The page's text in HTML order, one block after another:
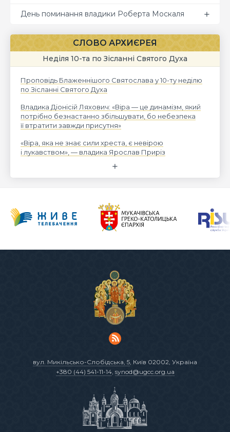
День поминання владики Роберта Москаля
СЛОВО АРХИЄРЕЯ
Неділя 10-та по Зісланні Святого Духа
Проповідь Блаженнішого Святослава у 10-ту неділю
по Зісланні Святого Духа
Владика Діонісій Ляхович: «Віра — це динамізм, який
потрібно безнастанно збільшувати, бо небезпека
її втратити завжди присутня»
«Віра, яка не знає сили хреста, є невірою
і лукавством», — владика Ярослав Приріз
вул. Микільсько-Слобідська, 5 , Київ 02002, Україна
+380 (44) 541-11-14, synod@ugcc.org.ua